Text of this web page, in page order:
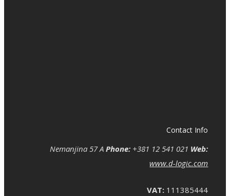
Contact Info
Nemanjina 57 A Phone: +381 12 541 021 Web:
www.d-logic.com
VAT: 111385444